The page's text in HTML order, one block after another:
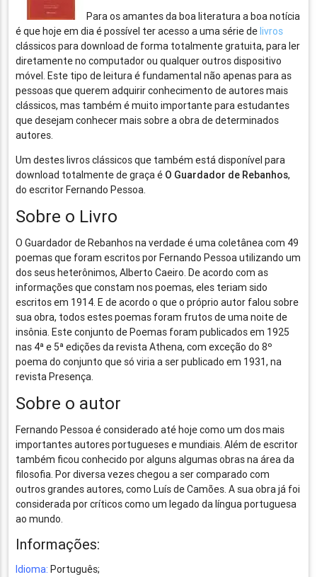
Para os amantes da boa literatura a boa notícia
é que hoje em dia é possível ter acesso a uma série delivros
clássicos para download de forma totalmente gratuita, para ler
diretamente no computador ou qualquer outros dispositivo
móvel. Este tipo de leitura é fundamental não apenas para as
pessoas que querem adquirir conhecimento de autores mais
clássicos, mas também é muito importante para estudantes
que desejam conhecer mais sobre a obra de determinados
autores.
Um destes livros clássicos que também está disponível para
download totalmente de graça é O Guardador de Rebanhos,
do escritor Fernando Pessoa.
Sobre o Livro
O Guardador de Rebanhos na verdade é uma coletânea com 49
poemas que foram escritos por Fernando Pessoa utilizando um
dos seus heterônimos, Alberto Caeiro. De acordo com as
informações que constam nos poemas, eles teriam sido
escritos em 1914. E de acordo o que o próprio autor falou sobre
sua obra, todos estes poemas foram frutos de uma noite de
insônia. Este conjunto de Poemas foram publicados em 1925
nas 4ª e 5ª edições da revista Athena, com exceção do 8º
poema do conjunto que só viria a ser publicado em 1931, na
revista Presença.
Sobre o autor
Fernando Pessoa é considerado até hoje como um dos mais
importantes autores portugueses e mundiais. Além de escritor
também ficou conhecido por alguns algumas obras na área da
filosofia. Por diversa vezes chegou a ser comparado com
outros grandes autores, como Luís de Camões. A sua obra já foi
considerada por críticos como um legado da língua portuguesa
ao mundo.
Informações:
Idioma: Português;